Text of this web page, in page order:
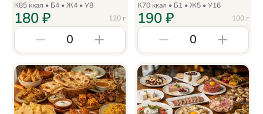
К85 ккал • Б4 • Ж4 • У8
120 г
180₽
0
К70 ккал • Б1 • Ж5 • У16
100 г
190₽
0